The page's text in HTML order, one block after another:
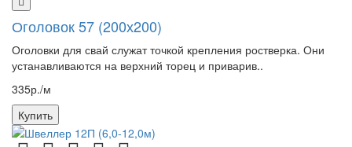
Оголовок 57 (200х200)
Оголовки для свай служат точкой крепления ростверка. Они
устанавливаются на верхний торец и приварив..
335р./м
Купить